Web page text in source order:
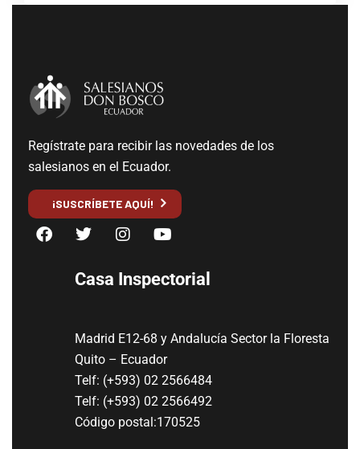
Regístrate para recibir las novedades de los
salesianos en el Ecuador.
¡SUSCRÍBETE AQUÍ!
Casa Inspectorial
Madrid E12-68 y Andalucía Sector la Floresta
Quito – Ecuador
Telf: (+593) 02 2566484
Telf: (+593) 02 2566492
Código postal:170525